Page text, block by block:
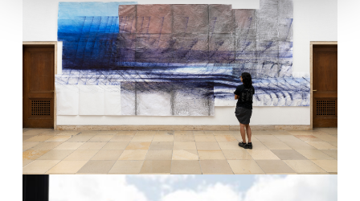
Künstler*innen-Info